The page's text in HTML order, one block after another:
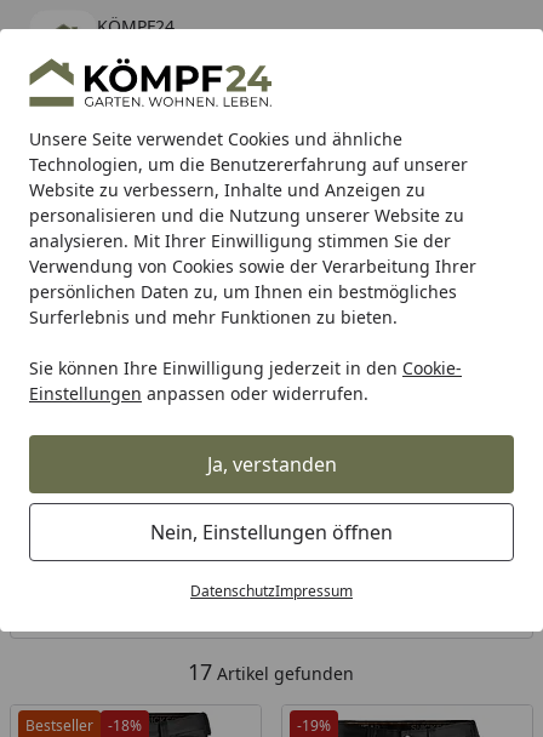
Unsere Seite verwendet Cookies und ähnliche
Technologien, um die Benutzererfahrung auf unserer
Website zu verbessern, Inhalte und Anzeigen zu
personalisieren und die Nutzung unserer Website zu
analysieren. Mit Ihrer Einwilligung stimmen Sie der
Verwendung von Cookies sowie der Verarbeitung Ihrer
persönlichen Daten zu, um Ihnen ein bestmögliches
Surferlebnis und mehr Funktionen zu bieten.
Sie können Ihre Einwilligung jederzeit in den Cookie-
Einstellungen anpassen oder widerrufen.
Ja, verstanden
Nein, Einstellungen öffnen
DatenschutzImpressum
KÖMPF24
kostenlos - Im App Store
Hotline
Alle Produkte
Mein Konto
Suchen
Karibu Pools inkl. gratis Sandfilteranlage & Pool-
Starterset (Gesamtwert bis 468,99€)
Startseite
Snickers Arbeitshosen Kurze Arbeitshosen
Snickers Kurze Arbeitshosen
Ihre Artikelübersicht
Kategorien
17 Artikel gefunden
Bestseller -18% -19%